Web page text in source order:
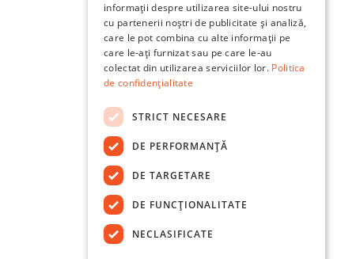
informații despre utilizarea site-ului nostru
cu partenerii noștri de publicitate și analiză,
care le pot combina cu alte informații pe
care le-ați furnizat sau pe care le-au
colectat din utilizarea serviciilor lor. Politica
de confidențialitate
STRICT NECESARE
DE PERFORMANȚĂ
DE TARGETARE
DE FUNCŢIONALITATE
NECLASIFICATE